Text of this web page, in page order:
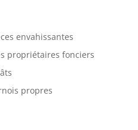
envahissantes
propriétaires fonciers
propres